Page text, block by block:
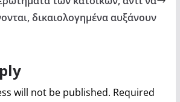
δικαιολογημένα αυξάνουν
will not be published. Required